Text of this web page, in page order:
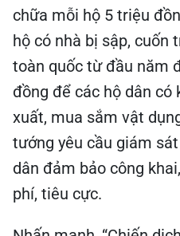
chữa mỗi hộ 5 triệu
hộ có nhà bị sập, cuốn
toàn quốc từ đầu năm
đồng để các hộ dân có
xuất, mua sắm vật
tướng yêu cầu giám
dân đảm bảo công
phí, tiêu cực.